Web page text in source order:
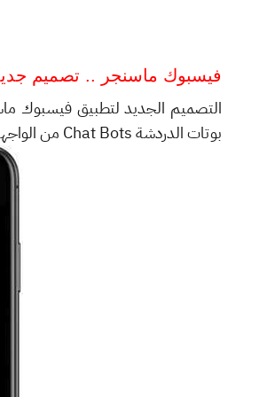
فيسبوك ماسنجر .. تصميم
بوتات الدردشة Chat Bots من الواجهة الرئيسية.